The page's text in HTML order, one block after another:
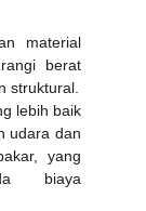
material
berat
struktural.
lebih baik
udara dan
yang
biaya